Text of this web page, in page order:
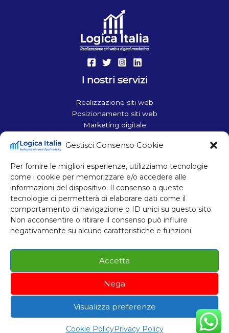
Gestisci Consenso Cookie
Per fornire le migliori esperienze, utilizziamo tecnologie
come i cookie per memorizzare e/o accedere alle
informazioni del dispositivo. Il consenso a queste
tecnologie ci permetterà di elaborare dati come il
comportamento di navigazione o ID unici su questo sito.
Non acconsentire o ritirare il consenso può influire
negativamente su alcune caratteristiche e funzioni.
Accetta
Nega
Visualizza preferenze
Cookie PolicyPrivacy Policy
I nostri servizi
Realizzazione siti web
Posizionamento siti web
Marketing digitale
Corso Francia 110, 10098 Rivoli (TO)
Tel.: +39 011 957 60 63
Mobile: +39 340 696 71 93
Mobile: +39 380 728 03 68
Email: info@logicaitalia.com
P. IVA 11048330010
Cookie Policy
Privacy Policy